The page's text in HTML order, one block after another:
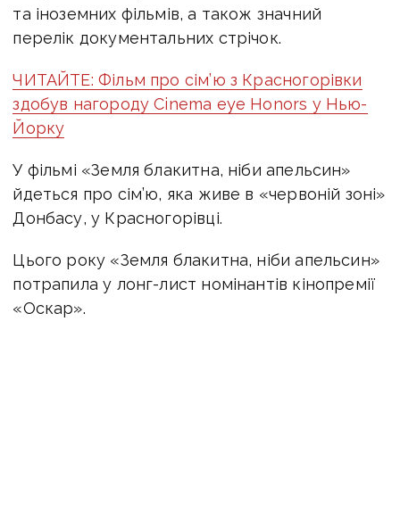
та іноземних фільмів, а також значний
перелік документальних стрічок.
ЧИТАЙТЕ: Фільм про сім’ю з Красногорівки
здобув нагороду Cinema eye Honors у Нью-
Йорку
У фільмі «Земля блакитна, ніби апельсин»
йдеться про сім’ю, яка живе в «червоній зоні»
Донбасу, у Красногорівці.
Цього року «Земля блакитна, ніби апельсин»
потрапила у лонг-лист номінантів кінопремії
«Оскар».